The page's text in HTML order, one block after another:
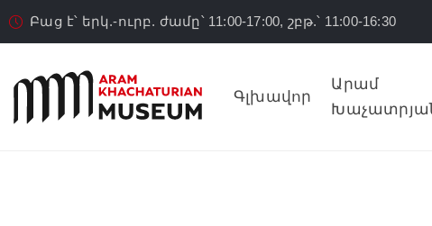
Բաց է՝ երկ.-ուրբ. ժամը՝ 11:00-17:00, շբթ.՝ 11:00-16:30
Գլխավոր
Արամ